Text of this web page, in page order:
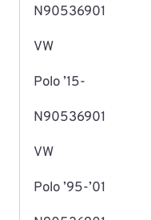
N90536901
VW
Polo ’15-
N90536901
VW
Polo ’95-’01